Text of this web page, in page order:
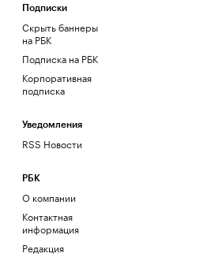
Подписки
Скрыть баннеры
на РБК
Подписка на РБК
Корпоративная
подписка
Уведомления
RSS Новости
РБК
О компании
Контактная
информация
Редакция